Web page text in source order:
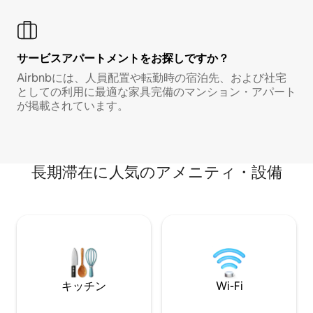
サービスアパートメントをお探しですか？
Airbnbには、人員配置や転勤時の宿泊先、および社宅
としての利用に最適な家具完備のマンション・アパート
が掲載されています。
長期滞在に人気のアメニティ・設備
キッチン Wi-Fi